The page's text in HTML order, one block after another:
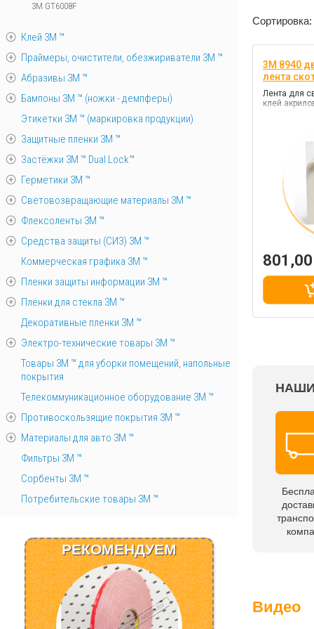
Сортировка:
3M 8940
лента
Лента для
клей
Видео
3M GT6008F
Клей 3М ™
Праймеры, очистители, обезжириватели 3М ™
Абразивы 3М ™
Бампоны 3М ™ (ножки - демпферы)
Этикетки 3М ™ (маркировка продукции)
Защитные пленки 3М ™
Застёжки 3М ™ Dual Lock™
Герметики 3М ™
Световозвращающие материалы 3М ™
Флексоленты 3М ™
Средства защиты (СИЗ) 3M ™
Коммерческая графика 3М ™
Пленки защиты информации 3М ™
Пленки для стекла 3М ™
Декоративные пленки 3М ™
Электро-технические товары 3М ™
Товары 3М ™ для уборки помещений, напольные
покрытия
Телекоммуникационное оборудование 3М ™
Противоскользящие покрытия 3М ™
Материалы для авто 3М ™
Фильтры 3М ™
Сорбенты 3М ™
Потребительские товары 3М ™
РЕКОМЕНДУЕМ